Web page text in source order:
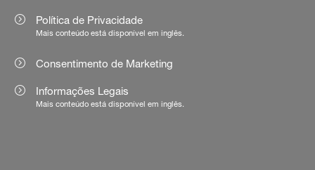
Política de Privacidade
Mais conteúdo está disponível em inglês.
Consentimento de Marketing
Informações Legais
Mais conteúdo está disponível em inglês.